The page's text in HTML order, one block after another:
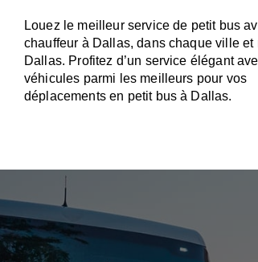
Louez le meilleur service de petit bus
chauffeur à Dallas, dans chaque ville et
Dallas. Profitez d’un service élégant
véhicules parmi les meilleurs pour vos
déplacements en petit bus à Dallas.